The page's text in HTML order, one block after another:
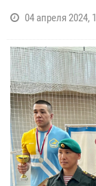
04 апреля 2024,